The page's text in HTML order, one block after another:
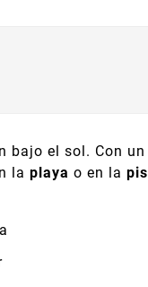
bajo el sol. Con
la playa o en la